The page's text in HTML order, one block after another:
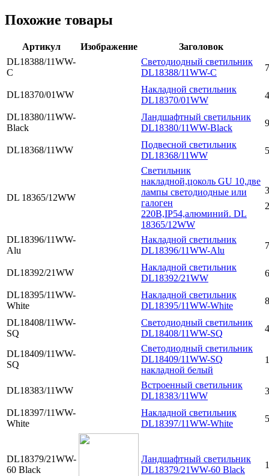
Похожие товары
Артикул Изображение
Заголовок
DL18388/11WW-
С
Cветодиодный светильник
DL18388/11WW-С
DL18370/01WW
Накладной светильник
DL18370/01WW
DL18380/11WW-
Black
Ландшафтный светильник
DL18380/11WW-Black
DL18368/11WW
Подвесной светильник
DL18368/11WW
DL 18365/12WW
Светильник
накладной,цоколь GU 10,две
лампы светодиодные или
галоген
220В,IP54,алюминий. DL
18365/12WW
DL18396/11WW-
Alu
Накладной светильник
DL18396/11WW-Alu
DL18392/21WW
Накладной светильник
DL18392/21WW
DL18395/11WW-
White
Накладной светильник
DL18395/11WW-White
DL18408/11WW-
SQ
Cветодиодный светильник
DL18408/11WW-SQ
DL18409/11WW-
SQ
Cветодиодный светильник
DL18409/11WW-SQ
накладной белый
DL18383/11WW
Встроенный светильник
DL18383/11WW
DL18397/11WW-
White
Накладной светильник
DL18397/11WW-White
DL18379/21WW-
60 Black
Ландшафтный светильник
DL18379/21WW-60 Black